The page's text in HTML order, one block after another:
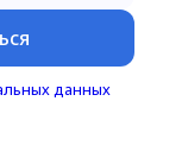
данных